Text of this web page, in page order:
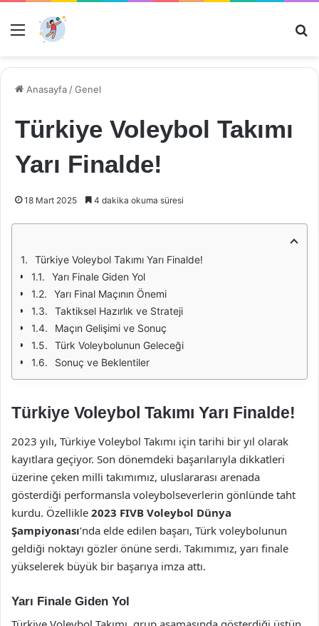
Menü
Anasayfa /Genel
Türkiye Voleybol Takımı
Yarı Finalde!
18 Mart 2025 4 dakika okuma süresi
Türkiye Voleybol Takımı Yarı Finalde!
Yarı Finale Giden Yol
Yarı Final Maçının Önemi
Taktiksel Hazırlık ve Strateji
Maçın Gelişimi ve Sonuç
Türk Voleybolunun Geleceği
Sonuç ve Beklentiler
Türkiye Voleybol Takımı Yarı Finalde!
2023 yılı, Türkiye Voleybol Takımı için tarihi bir yıl olarak
kayıtlara geçiyor. Son dönemdeki başarılarıyla dikkatleri
üzerine çeken milli takımımız, uluslararası arenada
gösterdiği performansla voleybolseverlerin gönlünde taht
kurdu. Özellikle 2023 FIVB Voleybol Dünya
Şampiyonası’nda elde edilen başarı, Türk voleybolunun
geldiği noktayı gözler önüne serdi. Takımımız, yarı finale
yükselerek büyük bir başarıya imza attı.
Yarı Finale Giden Yol